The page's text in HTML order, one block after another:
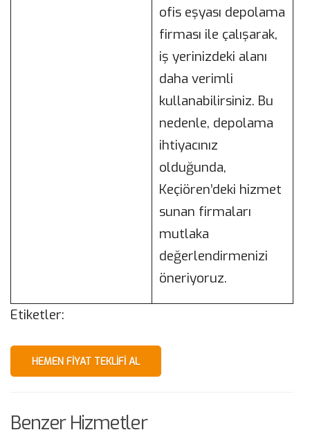
ofis eşyası depolama
firması ile çalışarak,
iş yerinizdeki alanı
daha verimli
kullanabilirsiniz. Bu
nedenle, depolama
ihtiyacınız
olduğunda,
Keçiören’deki hizmet
sunan firmaları
mutlaka
değerlendirmenizi
öneriyoruz.
Etiketler:
HEMEN FIYAT TEKLIFI AL
Benzer Hizmetler